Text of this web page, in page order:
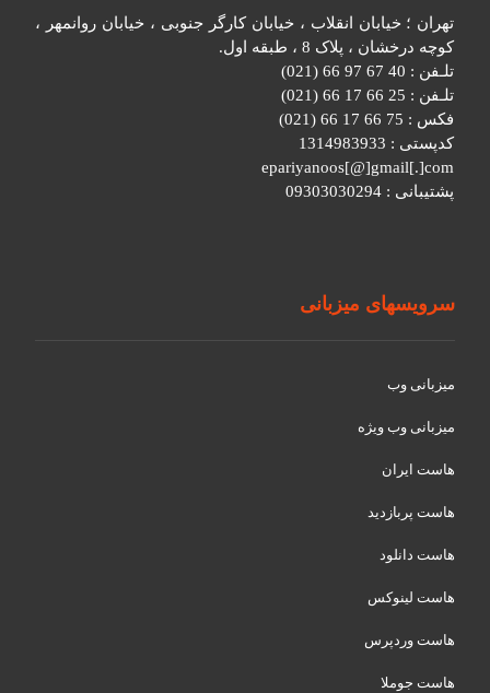
تهران ؛ خیابان انقلاب ، خیابان کارگر جنوبی ، خیابان روانمهر ،
کوچه درخشان ، پلاک 8 ، طبقه اول.
تلـفن : 40 67 97 66 (021)
تلـفن : 25 66 17 66 (021)
فکس : 75 66 17 66 (021)
کدپستی : 1314983933
epariyanoos[@]gmail[.]com
پشتیبانی : 09303030294
سرویسهای میزبانی
میزبانی وب
میزبانی وب ویژه
هاست ایران
هاست پربازدید
هاست دانلود
هاست لینوکس
هاست وردپرس
هاست جوملا